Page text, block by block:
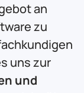
an
zu
uns zur
und